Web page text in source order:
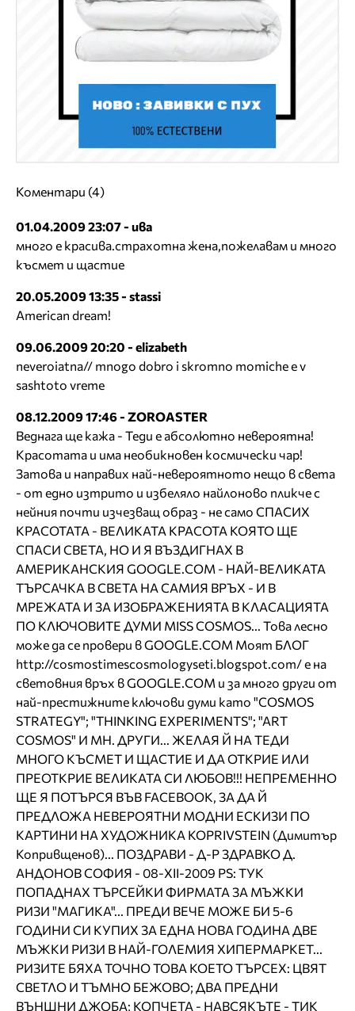
Коментари (4)
01.04.2009 23:07 - ива
много е красива.страхотна жена,пожелавам и много
късмет и щастие
20.05.2009 13:35 - stassi
American dream!
09.06.2009 20:20 - elizabeth
neveroiatna// mnogo dobro i skromno momiche e v
sashtoto vreme
08.12.2009 17:46 - ZOROASTER
Веднага ще кажа - Теди е абсолютно невероятна!
Красотата и има необикновен космически чар!
Затова и направих най-невероятното нещо в света
- от едно изтрито и избеляло найлоново пликче с
нейния почти изчезващ образ - не само СПАСИХ
КРАСОТАТА - ВЕЛИКАТА КРАСОТА КОЯТО ЩЕ
СПАСИ СВЕТА, НО И Я ВЪЗДИГНАХ В
АМЕРИКАНСКИЯ GOOGLE.COM - НАЙ-ВЕЛИКАТА
ТЪРСАЧКА В СВЕТА НА САМИЯ ВРЪХ - И В
МРЕЖАТА И ЗА ИЗОБРАЖЕНИЯТА В КЛАСАЦИЯТА
ПО КЛЮЧОВИТЕ ДУМИ MISS COSMOS... Това лесно
може да се провери в GOOGLE.COM Моят БЛОГ
http://cosmostimescosmologyseti.blogspot.com/ e на
световния връх в GOOGLE.COM и за много други от
най-престижните ключови думи като "COSMOS
STRATEGY"; "THINKING EXPERIMENTS"; "ART
COSMOS" И МН. ДРУГИ... ЖЕЛАЯ Й НА ТЕДИ
МНОГО КЪСМЕТ И ЩАСТИЕ И ДА ОТКРИЕ ИЛИ
ПРЕОТКРИЕ ВЕЛИКАТА СИ ЛЮБОВ!!! НЕПРЕМЕННО
ЩЕ Я ПОТЪРСЯ ВЪВ FACEBOOK, ЗА ДА Й
ПРЕДЛОЖА НЕВЕРОЯТНИ МОДНИ ЕСКИЗИ ПО
КАРТИНИ НА ХУДОЖНИКА KOPRIVSTEIN (Димитър
Копривщенов)... ПОЗДРАВИ - Д-Р ЗДРАВКО Д.
АНДОНОВ СОФИЯ - 08-XII-2009 PS: ТУК
ПОПАДНАХ ТЪРСЕЙКИ ФИРМАТА ЗА МЪЖКИ
РИЗИ "МАГИКА"... ПРЕДИ ВЕЧЕ МОЖЕ БИ 5-6
ГОДИНИ СИ КУПИХ ЗА ЕДНА НОВА ГОДИНА ДВЕ
МЪЖКИ РИЗИ В НАЙ-ГОЛЕМИЯ ХИПЕРМАРКЕТ...
РИЗИТЕ БЯХА ТОЧНО ТОВА КОЕТО ТЪРСЕХ: ЦВЯТ
СВЕТЛО И ТЪМНО БЕЖОВО; ДВА ПРЕДНИ
ВЪНШНИ ДЖОБА; КОПЧЕТА - НАВСЯКЪТЕ - ТИК